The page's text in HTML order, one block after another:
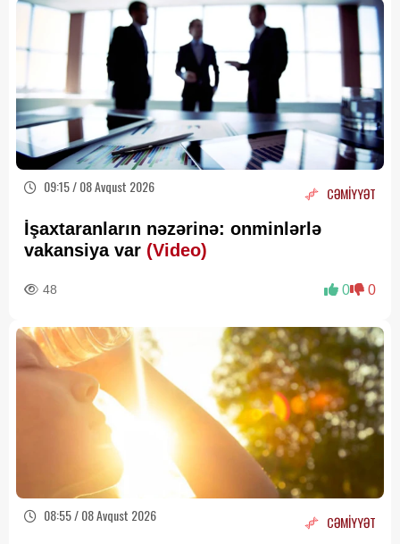
09:15 / 08 Avqust 2026 CƏMİYYƏT
İşaxtaranların nəzərinə: onminlərlə
vakansiya var (Video)
48 0 0
08:55 / 08 Avqust 2026 CƏMİYYƏT